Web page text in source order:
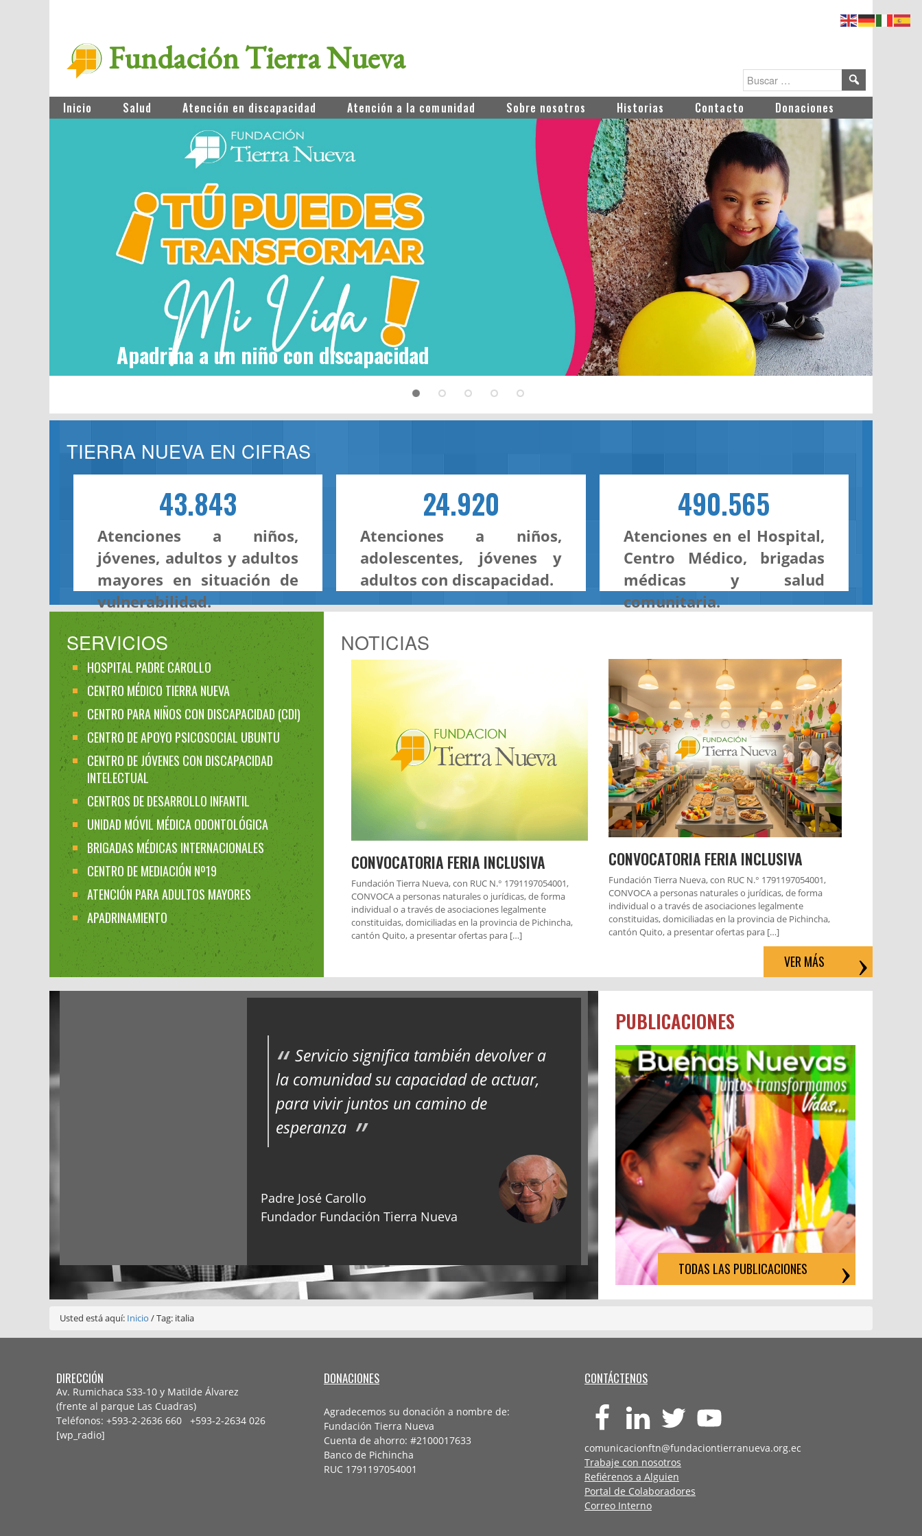
Fundación Tierra Nueva
Inicio Salud Atención en discapacidad Atención a la comunidad Sobre nosotros Historias Contacto Donaciones
Apadrina a un niño con discapacidad
TIERRA NUEVA EN CIFRAS
43.843
Atenciones a niños,
jóvenes, adultos y adultos
mayores en situación de
vulnerabilidad.
24.920
Atenciones a niños,
adolescentes, jóvenes y
adultos con discapacidad.
490.565
Atenciones en el Hospital,
Centro Médico, brigadas
médicas y salud
comunitaria.
SERVICIOS
HOSPITAL PADRE CAROLLO
CENTRO MÉDICO TIERRA NUEVA
CENTRO PARA NIÑOS CON DISCAPACIDAD (CDI)
CENTRO DE APOYO PSICOSOCIAL UBUNTU
CENTRO DE JÓVENES CON DISCAPACIDAD
INTELECTUAL
CENTROS DE DESARROLLO INFANTIL
UNIDAD MÓVIL MÉDICA ODONTOLÓGICA
BRIGADAS MÉDICAS INTERNACIONALES
CENTRO DE MEDIACIÓN Nº19
ATENCIÓN PARA ADULTOS MAYORES
APADRINAMIENTO
NOTICIAS
CONVOCATORIA FERIA INCLUSIVA
Fundación Tierra Nueva, con RUC N.° 1791197054001,
CONVOCA a personas naturales o jurídicas, de forma
individual o a través de asociaciones legalmente
constituidas, domiciliadas en la provincia de Pichincha,
cantón Quito, a presentar ofertas para […]
CONVOCATORIA FERIA INCLUSIVA
Fundación Tierra Nueva, con RUC N.° 1791197054001,
CONVOCA a personas naturales o jurídicas, de forma
individual o a través de asociaciones legalmente
constituidas, domiciliadas en la provincia de Pichincha,
cantón Quito, a presentar ofertas para […]
VER MÁS
Servicio significa también devolver a
la comunidad su capacidad de actuar,
para vivir juntos un camino de
esperanza
Padre José Carollo
Fundador Fundación Tierra Nueva
PUBLICACIONES
TODAS LAS PUBLICACIONES
Usted está aquí: Inicio /Tag: italia
DIRECCIÓN
Av. Rumichaca S33-10 y Matilde Álvarez
(frente al parque Las Cuadras)
Teléfonos: +593-2-2636 660 +593-2-2634 026
[wp_radio]
DONACIONES
Agradecemos su donación a nombre de:
Fundación Tierra Nueva
Cuenta de ahorro: #2100017633
Banco de Pichincha
RUC 1791197054001
CONTÁCTENOS
comunicacionftn@fundaciontierranueva.org.ec
Trabaje con nosotros
Refiérenos a Alguien
Portal de Colaboradores
Correo Interno